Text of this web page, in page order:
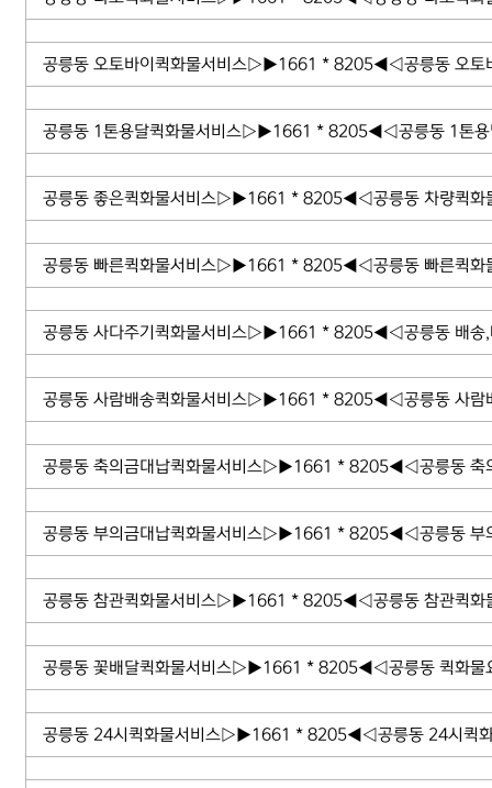
공릉동 오토바이퀵화물서비스▷▶1661 * 8205◀◁공릉동 오토
공릉동 1톤용달퀵화물서비스▷▶1661 * 8205◀◁공릉동 1톤용
공릉동 좋은퀵화물서비스▷▶1661 * 8205◀◁공릉동 차량퀵화
공릉동 빠른퀵화물서비스▷▶1661 * 8205◀◁공릉동 빠른퀵화
공릉동 사다주기퀵화물서비스▷▶1661 * 8205◀◁공릉동 배송,
공릉동 사람배송퀵화물서비스▷▶1661 * 8205◀◁공릉동 사람
공릉동 축의금대납퀵화물서비스▷▶1661 * 8205◀◁공릉동 축
공릉동 부의금대납퀵화물서비스▷▶1661 * 8205◀◁공릉동 부
공릉동 참관퀵화물서비스▷▶1661 * 8205◀◁공릉동 참관퀵화
공릉동 꽃배달퀵화물서비스▷▶1661 * 8205◀◁공릉동 퀵화물
공릉동 24시퀵화물서비스▷▶1661 * 8205◀◁공릉동 24시퀵